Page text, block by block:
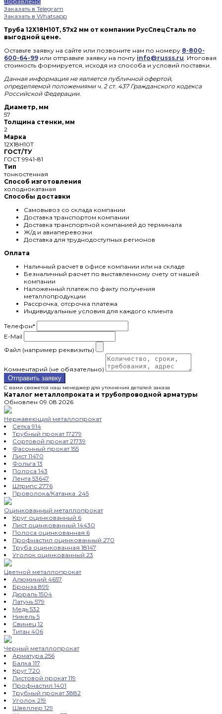
Заказать в Telegram
Заказать в Whatsapp
Труба 12Х18Н10Т, 57х2 мм от компании РусСпецСталь по
выгодной цене.
Оставьте заявку на сайте или позвоните нам по номеру 8-800-
600-64-99 или отправьте заявку на почту info@russs.ru. Итоговая
стоимость формируется, исходя из способа и условий поставки.
Данная информация не является публичной офертой,
определяемой положениями ч. 2 ст. 437 Гражданского кодекса
Российской Федерации.
Диаметр, мм
57
Толщина стенки, мм
2
Марка
12Х18Н10Т
ГОСТ/ТУ
ГОСТ 9941-81
Тип
тонкостенная
Способ изготовления
холоднокатаная
Способы доставки
Самовывоз со склада компании
Доставка транспортом компании
Доставка транспортной компанией до терминала
Ж/д и авиаперевозки
Доставка для труднодоступных регионов
Оплата
Наличный расчет в офисе компании или на складе
Безналичный расчет по выставленному счету от нашей
компании
Наложенный платеж по факту получения
металлопродукции
Рассрочка, отсрочка платежа
Индивидуальные условия для каждого клиента
Телефон*
E-Mail
Файл (например реквизиты)
Комментарий (не обязательно)
Отправить заявку
С вами свяжется наш менеджер для уточнения деталей заказа
Каталог металлопроката и трубопроводной арматуры
Обновлен 09.08.2026
Нержавеющий металлопрокат
Сетка 914
Трубный прокат17279
Сортовой прокат21739
Фасонный прокат155
Лист11470
Фольга 13
Полоса 143
Лента 53647
Штрипс 2776
Проволока/Катанка 245
Оцинкованный металлопрокат
Круг оцинкованный 6
Лист оцинкованный 14430
Полоса оцинкованная 6
Профнастил оцинкованный 270
Труба оцинкованная 18147
Уголок оцинкованный 23
Цветной металлопрокат
Алюминий 4657
Бронза 899
Дюраль 1504
Латунь 579
Медь 532
Никель 5
Свинец 12
Титан 406
Черный металлопрокат
Арматура 256
Балка 117
Круг 720
Листовой прокат119
Профнастил 1401
Трубный прокат3882
Уголок 219
Швеллер 129